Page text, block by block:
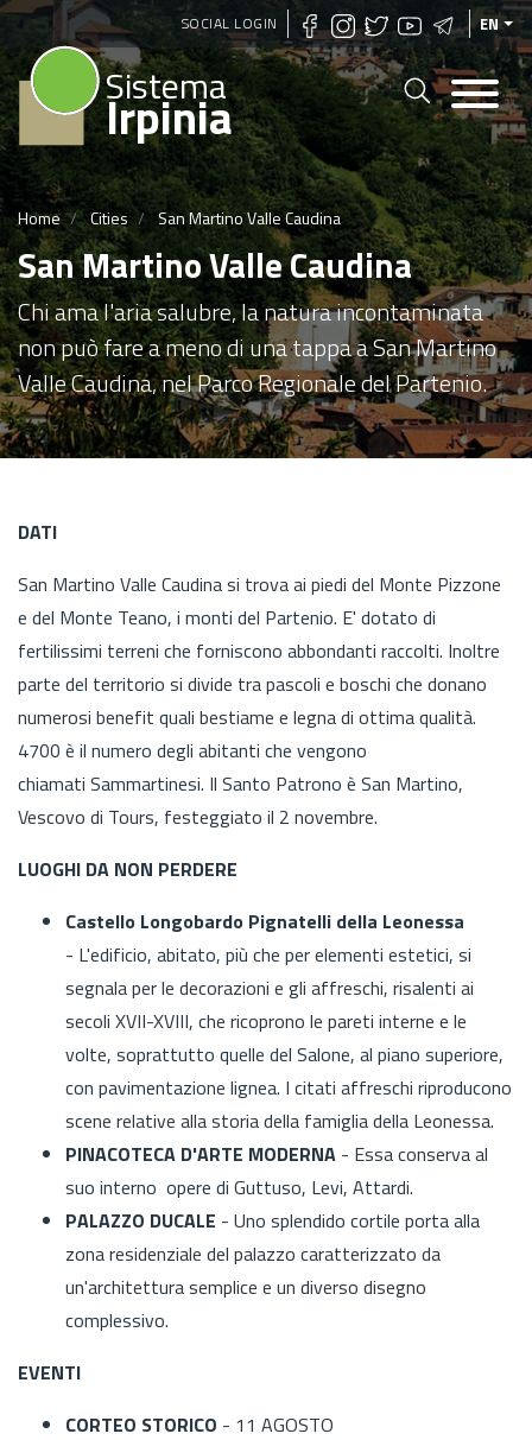
Skip
to
main
content
SOCIAL LOGIN EN
Sistema
Irpinia
Home Cities San Martino Valle Caudina
San Martino Valle Caudina
Chi ama l'aria salubre, la natura incontaminata
non può fare a meno di una tappa a San Martino
Valle Caudina, nel Parco Regionale del Partenio.
DATI
San Martino Valle Caudina si trova ai piedi del Monte Pizzone
e del Monte Teano, i monti del Partenio. E' dotato di
fertilissimi terreni che forniscono abbondanti raccolti. Inoltre
parte del territorio si divide tra pascoli e boschi che donano
numerosi benefit quali bestiame e legna di ottima qualità.
4700 è il numero degli abitanti che vengono
chiamati Sammartinesi. Il Santo Patrono è San Martino,
Vescovo di Tours, festeggiato il 2 novembre.
LUOGHI DA NON PERDERE
Castello Longobardo Pignatelli della Leonessa
- L'edificio, abitato, più che per elementi estetici, si
segnala per le decorazioni e gli affreschi, risalenti ai
secoli XVII-XVIII, che ricoprono le pareti interne e le
volte, soprattutto quelle del Salone, al piano superiore,
con pavimentazione lignea. I citati affreschi riproducono
scene relative alla storia della famiglia della Leonessa.
PINACOTECA D'ARTE MODERNA - Essa conserva al
suo interno opere di Guttuso, Levi, Attardi.
PALAZZO DUCALE - Uno splendido cortile porta alla
zona residenziale del palazzo caratterizzato da
un'architettura semplice e un diverso disegno
complessivo.
EVENTI
CORTEO STORICO - 11 AGOSTO